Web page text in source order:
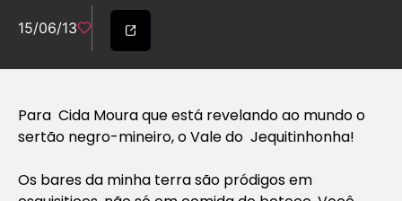
15/06/13
Para Cida Moura que está revelando ao mundo o
sertão negro-mineiro, o Vale do Jequitinhonha!
Os bares da minha terra são pródigos em